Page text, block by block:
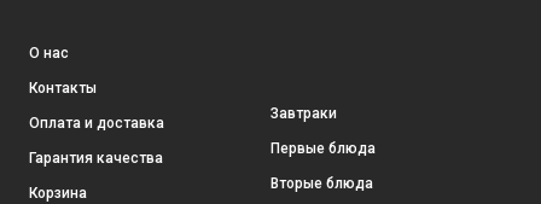
О нас
Контакты
Оплата и доставка
Гарантия качества
Корзина
Завтраки
Первые блюда
Вторые блюда